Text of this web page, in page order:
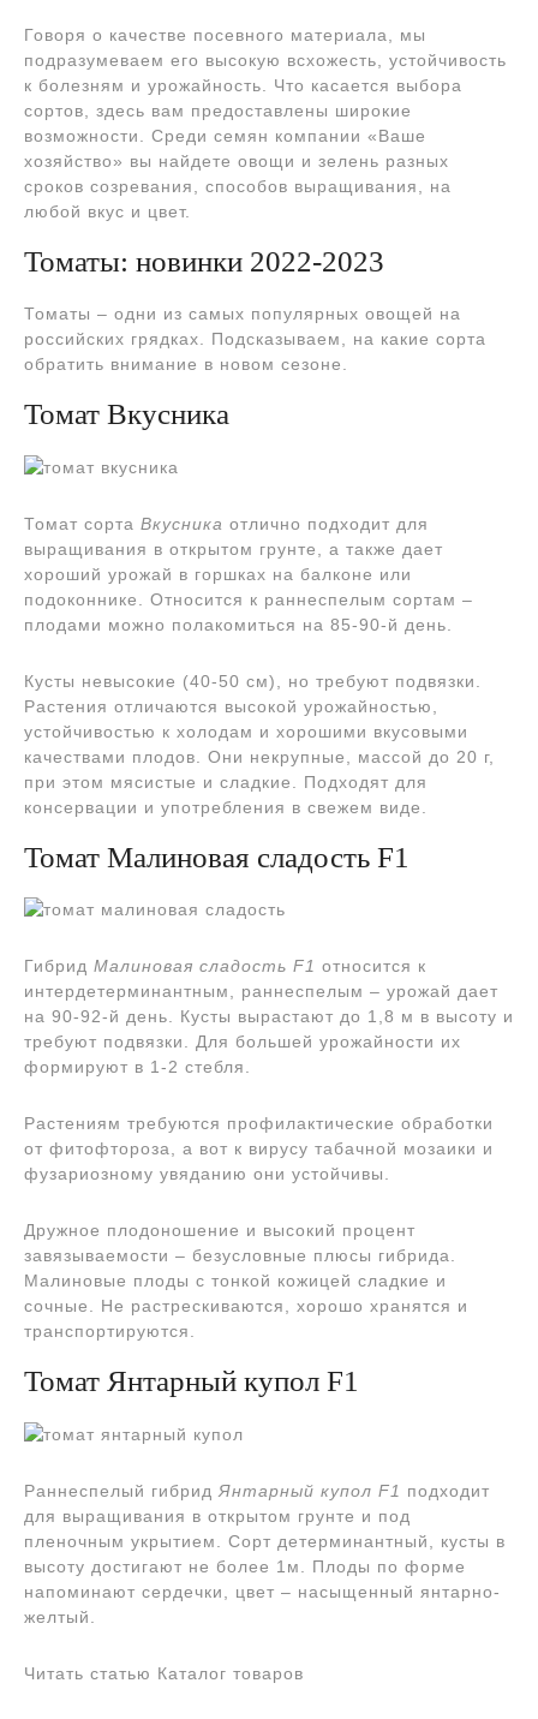
Говоря о качестве посевного материала, мы
подразумеваем его высокую всхожесть, устойчивость
к болезням и урожайность. Что касается выбора
сортов, здесь вам предоставлены широкие
возможности. Среди семян компании «Ваше
хозяйство» вы найдете овощи и зелень разных
сроков созревания, способов выращивания, на
любой вкус и цвет.
Томаты: новинки 2022-2023
Томаты – одни из самых популярных овощей на
российских грядках. Подсказываем, на какие сорта
обратить внимание в новом сезоне.
Томат Вкусника
Томат сорта Вкусника отлично подходит для
выращивания в открытом грунте, а также дает
хороший урожай в горшках на балконе или
подоконнике. Относится к раннеспелым сортам –
плодами можно полакомиться на 85-90-й день.
Кусты невысокие (40-50 см), но требуют подвязки.
Растения отличаются высокой урожайностью,
устойчивостью к холодам и хорошими вкусовыми
качествами плодов. Они некрупные, массой до 20 г,
при этом мясистые и сладкие. Подходят для
консервации и употребления в свежем виде.
Томат Малиновая сладость F1
Гибрид Малиновая сладость F1 относится к
интердетерминантным, раннеспелым – урожай дает
на 90-92-й день. Кусты вырастают до 1,8 м в высоту и
требуют подвязки. Для большей урожайности их
формируют в 1-2 стебля.
Растениям требуются профилактические обработки
от фитофтороза, а вот к вирусу табачной мозаики и
фузариозному увяданию они устойчивы.
Дружное плодоношение и высокий процент
завязываемости – безусловные плюсы гибрида.
Малиновые плоды с тонкой кожицей сладкие и
сочные. Не растрескиваются, хорошо хранятся и
транспортируются.
Томат Янтарный купол F1
Раннеспелый гибрид Янтарный купол F1 подходит
для выращивания в открытом грунте и под
пленочным укрытием. Сорт детерминантный, кусты в
высоту достигают не более 1м. Плоды по форме
напоминают сердечки, цвет – насыщенный янтарно-
желтый.
Читать статью Каталог товаров